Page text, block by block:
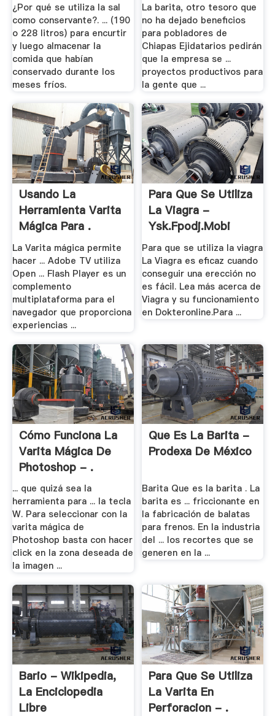
¿Por qué se utiliza la sal
como conservante?. ... (190
o 228 litros) para encurtir
y luego almacenar la
comida que habían
conservado durante los
meses fríos.
La barita, otro tesoro que
no ha dejado beneficios
para pobladores de
Chiapas Ejidatarios pedirán
que la empresa se ...
proyectos productivos para
la gente que ...
Usando La
Herramienta Varita
Mágica Para .
La Varita mágica permite
hacer ... Adobe TV utiliza
Open ... Flash Player es un
complemento
multiplataforma para el
navegador que proporciona
experiencias ...
Para Que Se Utiliza
La Viagra -
Ysk.fpodj.mobi
Para que se utiliza la viagra
La Viagra es eficaz cuando
conseguir una erección no
es fácil. Lea más acerca de
Viagra y su funcionamiento
en Dokteronline.Para ...
Cómo Funciona La
Varita Mágica De
Photoshop - .
... que quizá sea la
herramienta para ... la tecla
W. Para seleccionar con la
varita mágica de
Photoshop basta con hacer
click en la zona deseada de
la imagen ...
Que Es La Barita -
Prodexa De México
Barita Que es la barita . La
barita es ... friccionante en
la fabricación de balatas
para frenos. En la industria
del ... los recortes que se
generen en la ...
Bario - Wikipedia,
La Enciclopedia
Libre
Para Que Se Utiliza
La Varita En
Perforacion - .